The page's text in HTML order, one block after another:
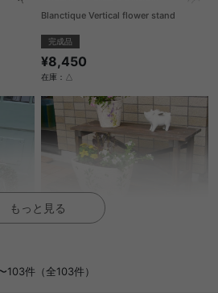
Blanctique Vertical flower stand
完成品
¥8,450
在庫：△
もっと見る
103件（全103件）